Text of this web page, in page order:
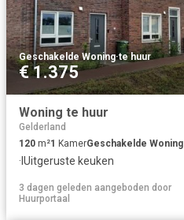
Geschakelde Woning·te huur
€ 1.375
Woning te huur
Gelderland
120 m²1 KamerGeschakelde Woning
· IUitgeruste keuken
3 dagen geleden aangeboden door
Huurportaal